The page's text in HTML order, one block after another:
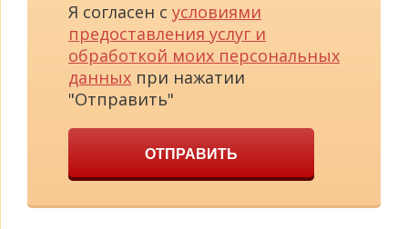
Я согласен с условиями
предоставления услуг и
обработкой моих персональных
данных при нажатии
"Отправить"
ОТПРАВИТЬ